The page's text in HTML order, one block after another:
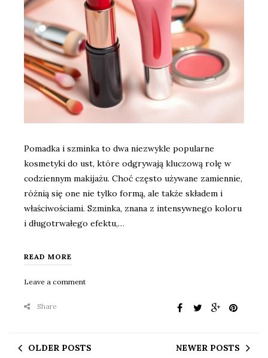
Pomadka i szminka to dwa niezwykle popularne
kosmetyki do ust, które odgrywają kluczową rolę w
codziennym makijażu. Choć często używane zamiennie,
różnią się one nie tylko formą, ale także składem i
właściwościami. Szminka, znana z intensywnego koloru
i długotrwałego efektu,…
READ MORE
Leave a comment
Share
OLDER POSTS NEWER POSTS